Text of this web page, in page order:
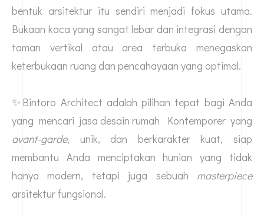
bentuk arsitektur itu sendiri menjadi fokus utama.
Bukaan kaca yang sangat lebar dan integrasi dengan
taman vertikal atau area terbuka menegaskan
keterbukaan ruang dan pencahayaan yang optimal.
✨Bintoro Architect adalah pilihan tepat bagi Anda
yang mencari jasa desain rumah Kontemporer yang
avant-garde, unik, dan berkarakter kuat, siap
membantu Anda menciptakan hunian yang tidak
hanya modern, tetapi juga sebuah masterpiece
arsitektur fungsional.